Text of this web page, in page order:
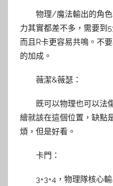
物理/魔法輸出的角色
力其實都差不多，需要到
而且R卡更容易共鳴。不
的加成。
薇潔&薇瑟：
既可以物理也可以法
繪就該在這個位置，缺點
煩，但是好看。
卡門：
3+3+4，物理隊核心